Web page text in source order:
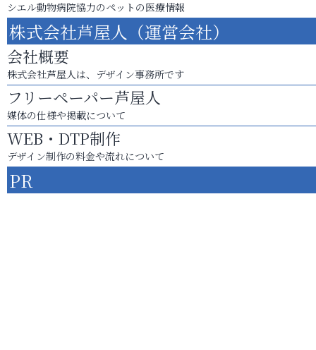
シエル動物病院協力のペットの医療情報
株式会社芦屋人（運営会社）
会社概要
株式会社芦屋人は、デザイン事務所です
フリーペーパー芦屋人
媒体の仕様や掲載について
WEB・DTP制作
デザイン制作の料金や流れについて
PR